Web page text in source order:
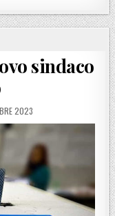
sindaco
2023